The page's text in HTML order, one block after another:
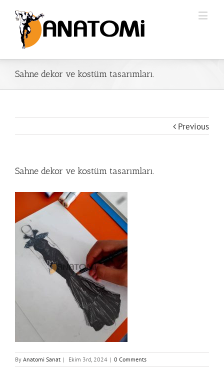
Sahne dekor ve kostüm tasarımları.
Previous
Sahne dekor ve kostüm tasarımları.
By Anatomi Sanat | Ekim 3rd, 2024 | 0 Comments